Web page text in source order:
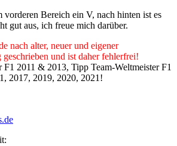
vorderen Bereich ein V, nach hinten ist es
gut aus, ich freue mich darüber.
nach alter, neuer und eigener
geschrieben und ist daher fehlerfrei!
F1 2011 & 2013, Tipp Team-Weltmeister F1
2017, 2019, 2020, 2021!